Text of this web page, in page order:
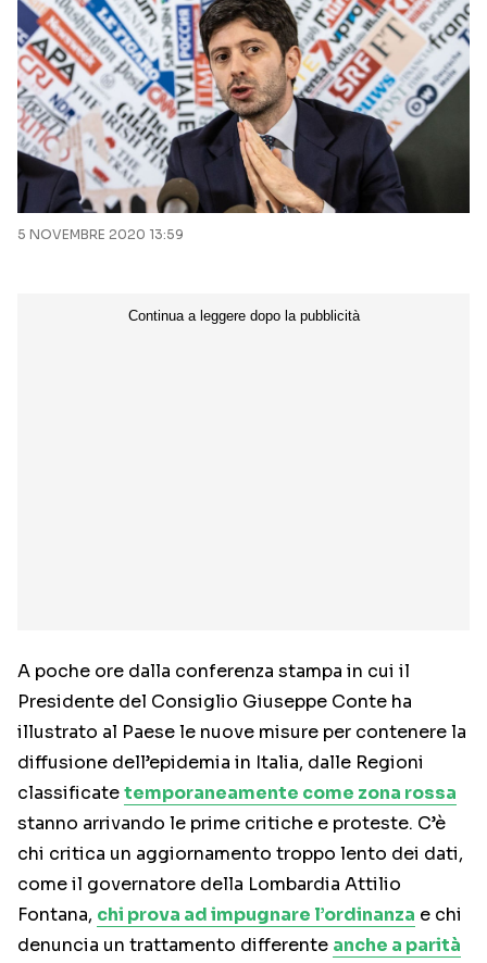
5 NOVEMBRE 2020 13:59
A poche ore dalla conferenza stampa in cui il
Presidente del Consiglio Giuseppe Conte ha
illustrato al Paese le nuove misure per contenere la
diffusione dell’epidemia in Italia, dalle Regioni
classificatetemporaneamente come zona rossa
stanno arrivando le prime critiche e proteste. C’è
chi critica un aggiornamento troppo lento dei dati,
come il governatore della Lombardia Attilio
Fontana, chi prova ad impugnare l’ordinanza e chi
denuncia un trattamento differente anche a parità